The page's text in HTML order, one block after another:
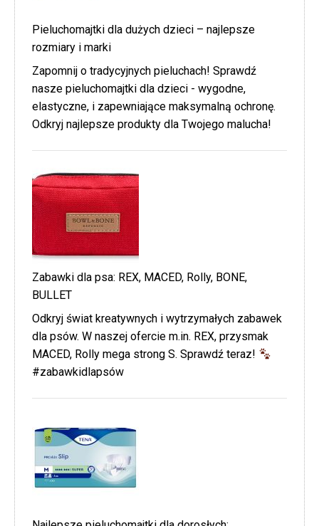
Pieluchomajtki dla dużych dzieci – najlepsze
rozmiary i marki
Zapomnij o tradycyjnych pieluchach! Sprawdź
nasze pieluchomajtki dla dzieci - wygodne,
elastyczne, i zapewniające maksymalną ochronę.
Odkryj najlepsze produkty dla Twojego malucha!
Zabawki dla psa: REX, MACED, Rolly, BONE,
BULLET
Odkryj świat kreatywnych i wytrzymałych zabawek
dla psów. W naszej ofercie m.in. REX, przysmak
MACED, Rolly mega strong S. Sprawdź teraz!
#zabawkidlapsów